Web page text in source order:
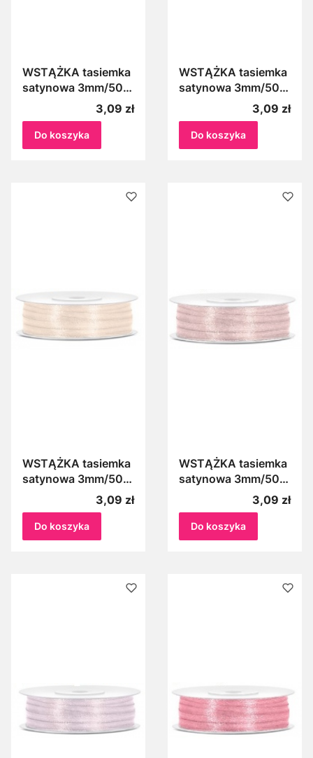
WSTĄŻKA tasiemka
satynowa 3mm/50m
JASNOLILIOWY
004J
Cena
3,09 zł
Do koszyka
WSTĄŻKA tasiemka
satynowa 3mm/50m
JASNY BŁĘKIT 011J
Cena
3,09 zł
Do koszyka
WSTĄŻKA tasiemka
satynowa 3mm/50m
JASNY KREM 079J
Cena
3,09 zł
Do koszyka
WSTĄŻKA tasiemka
satynowa 3mm/50m
JASNY ŁOSOŚ 076J
Cena
3,09 zł
Do koszyka